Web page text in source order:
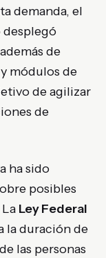
demanda, el
desplegó
de
módulos de
de agilizar
de
ha sido
posibles
Ley Federal
la duración de
las personas